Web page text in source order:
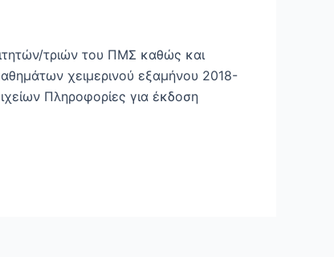
τριών του ΠΜΣ καθώς και
χειμερινού εξαμήνου 2018-
Πληροφορίες για έκδοση